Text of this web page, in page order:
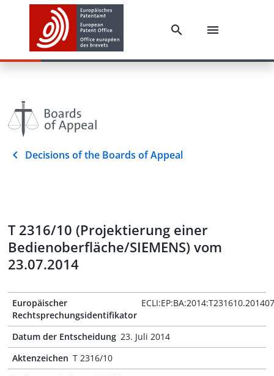
Decisions of the Boards of Appeal
T 2316/10 (Projektierung einer
Bedienoberfläche/SIEMENS) vom
23.07.2014
Europäischer
Rechtsprechungsidentifikator
Datum der Entscheidung 23. Juli 2014
Aktenzeichen T 2316/10